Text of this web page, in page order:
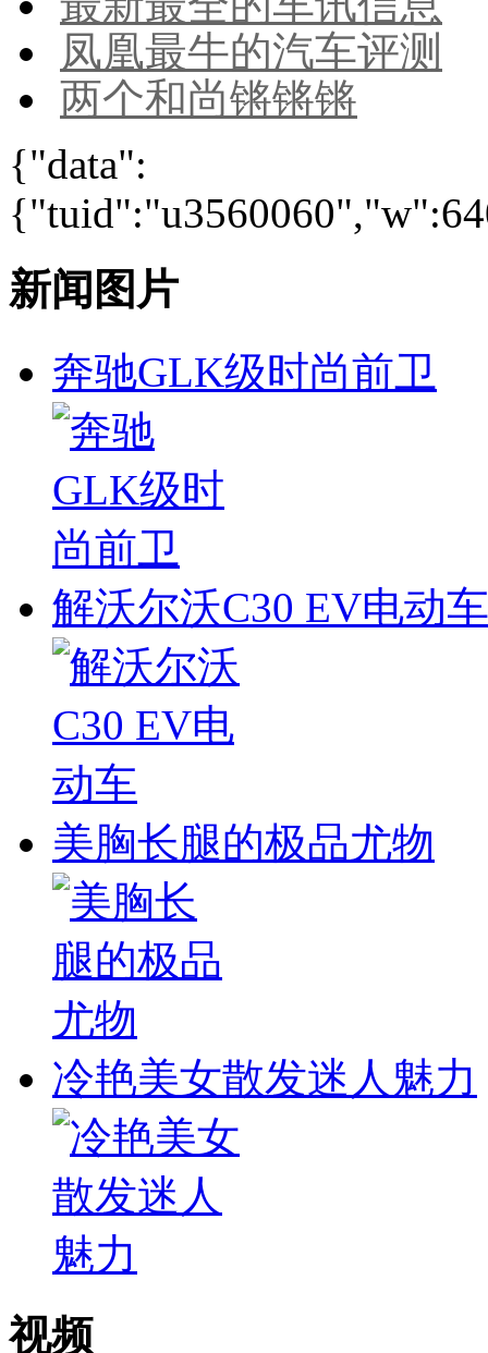
凤凰最牛的汽车评测
两个和尚锵锵锵
{"data":
新闻图片
奔驰GLK级时尚前卫
解沃尔沃C30 EV电动车
美胸长腿的极品尤物
冷艳美女散发迷人魅力
视频